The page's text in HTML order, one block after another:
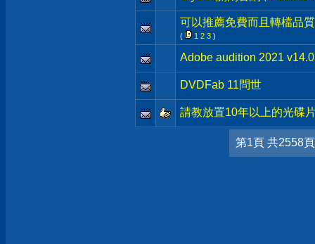
可以推薦免費而且轉檔品
( 1 2 3 )
Adobe audition 2021
DVDFab 11問世
請教放置10年以上的光碟
第1頁 共2558頁